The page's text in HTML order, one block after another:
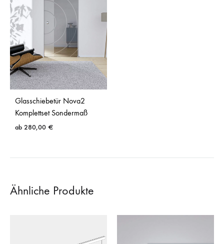
Glasschiebetür Nova2
Komplettset Sondermaß
ab 280,00 €
Ähnliche Produkte